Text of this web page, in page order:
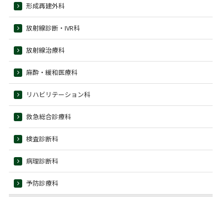
形成再建外科
放射線診断・IVR科
放射線治療科
麻酔・緩和医療科
リハビリテーション科
救急総合診療科
検査診断科
病理診断科
予防診療科